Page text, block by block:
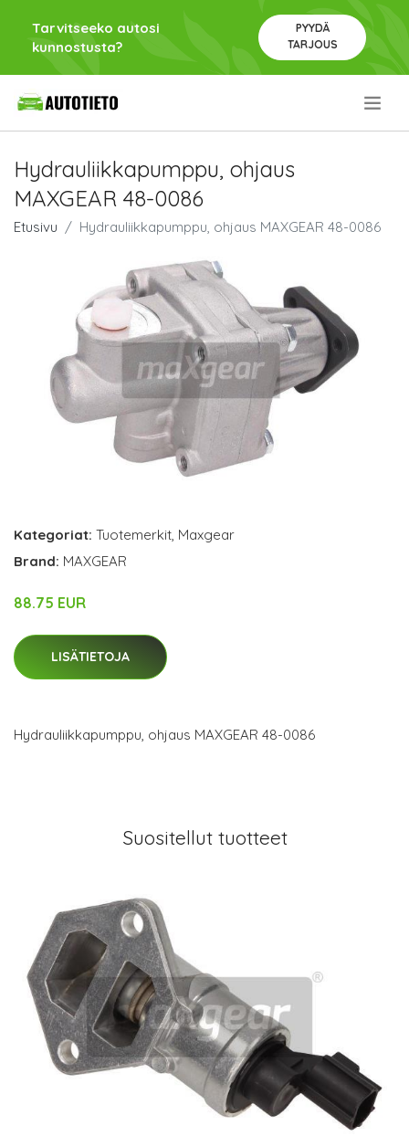
Tarvitseeko autosi
kunnostusta?
PYYDÄ
TARJOUS
Hydrauliikkapumppu, ohjaus
MAXGEAR 48-0086
Etusivu Hydrauliikkapumppu, ohjaus MAXGEAR 48-0086
Kategoriat: Tuotemerkit, Maxgear
Brand: MAXGEAR
88.75 EUR
LISÄTIETOJA
Hydrauliikkapumppu, ohjaus MAXGEAR 48-0086
Suositellut tuotteet